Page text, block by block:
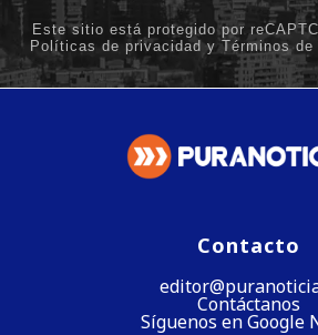
Contacto
Contáctanos
Síguenos en Google